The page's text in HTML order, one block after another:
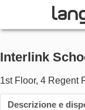
SFOGLIARE
Interlink
1st Floor, 4 Regent
Descrizione e